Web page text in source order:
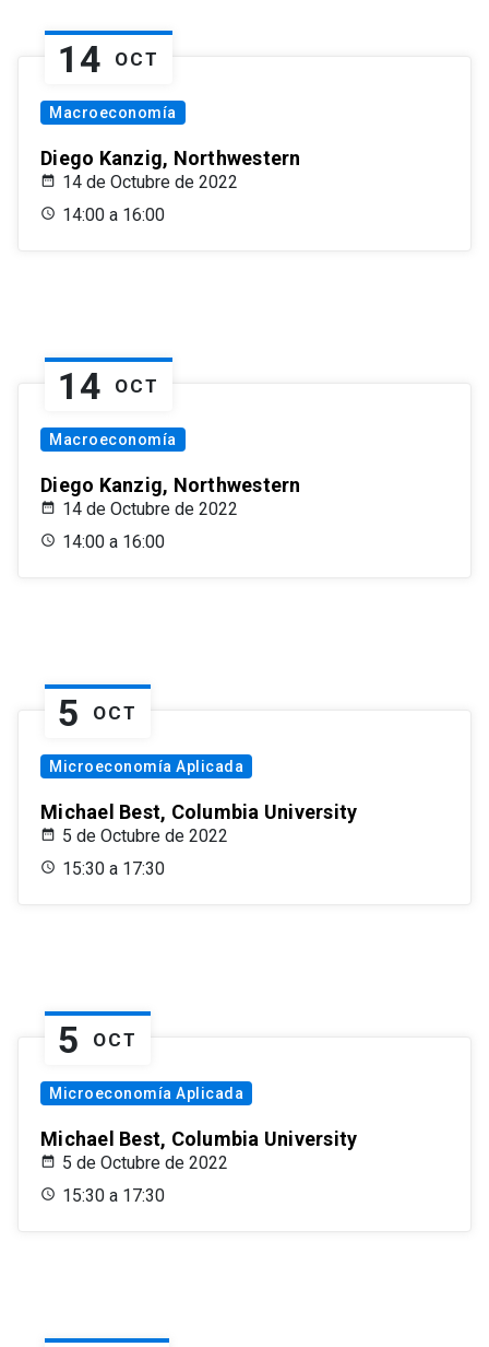
14 OCT
Macroeconomía
Diego Kanzig, Northwestern
14 de Octubre de 2022
14:00 a 16:00
14 OCT
Macroeconomía
Diego Kanzig, Northwestern
14 de Octubre de 2022
14:00 a 16:00
5 OCT
Microeconomía Aplicada
Michael Best, Columbia University
5 de Octubre de 2022
15:30 a 17:30
5 OCT
Microeconomía Aplicada
Michael Best, Columbia University
5 de Octubre de 2022
15:30 a 17:30